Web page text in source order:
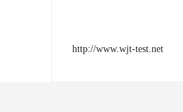
http://www.wjt-test.net